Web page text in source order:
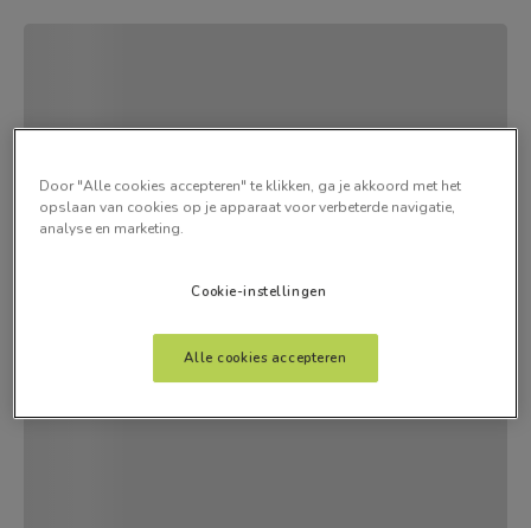
Door "Alle cookies accepteren" te klikken, ga je akkoord met het
opslaan van cookies op je apparaat voor verbeterde navigatie,
analyse en marketing.
Cookie-instellingen
Alle cookies accepteren